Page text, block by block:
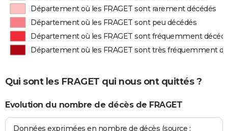
Département où les FRAGET sont rarement décédés
Département où les FRAGET sont peu décédés
Département où les FRAGET sont fréquemment
Département où les FRAGET sont très fréquemment
Qui sont les FRAGET qui nous ont quittés ?
Evolution du nombre de décès de FRAGET
Données exprimées en nombre de décès (source :